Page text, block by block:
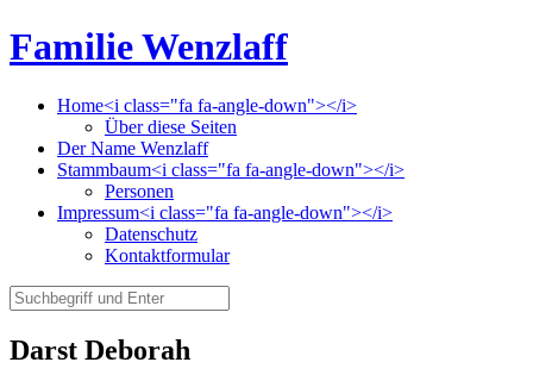
Familie Wenzlaff
Home<i class="fa fa-angle-down"></i>
Über diese Seiten
Der Name Wenzlaff
Stammbaum<i class="fa fa-angle-down"></i>
Personen
Impressum<i class="fa fa-angle-down"></i>
Datenschutz
Kontaktformular
Darst Deborah